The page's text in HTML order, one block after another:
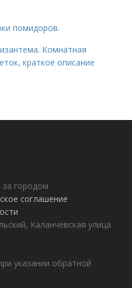
помидоров.
Комнатная
краткое описание
городом
соглашение
Каланчевская улица
указании обратной